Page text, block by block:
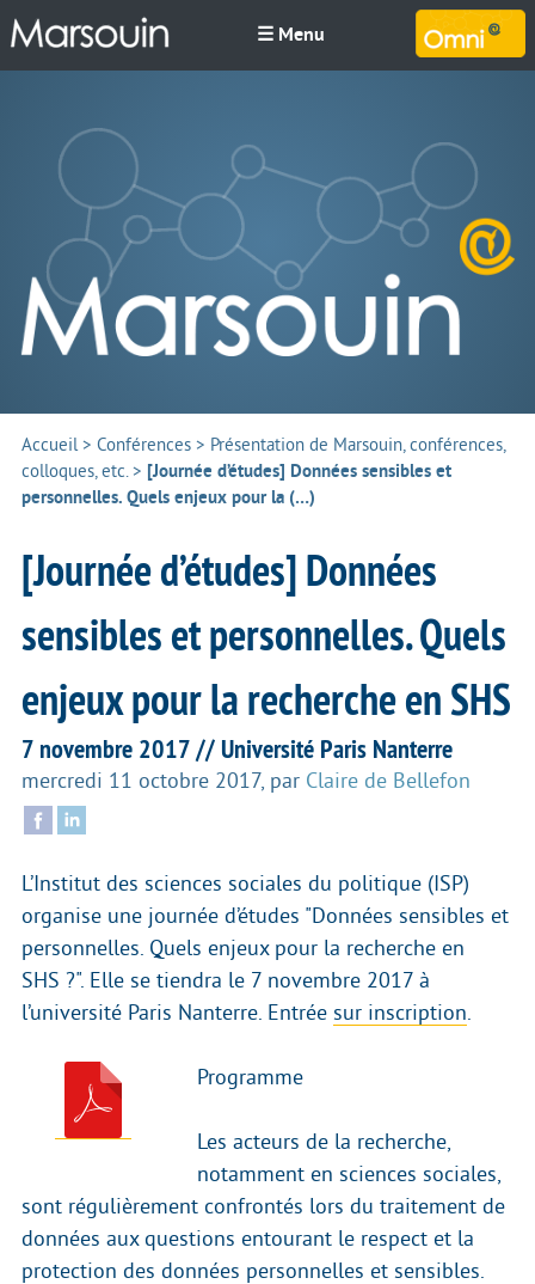
☰ Menu
Accueil> Conférences > Présentation de Marsouin, conférences,
colloques, etc.> [Journée d’études] Données sensibles et
personnelles. Quels enjeux pour la (…)
[Journée d’études] Données
sensibles et personnelles. Quels
enjeux pour la recherche en SHS
7 novembre 2017 // Université Paris Nanterre
mercredi 11 octobre 2017, par Claire de Bellefon
L’Institut des sciences sociales du politique (ISP)
organise une journée d’études "Données sensibles et
personnelles. Quels enjeux pour la recherche en
SHS ?". Elle se tiendra le 7 novembre 2017 à
l’université Paris Nanterre. Entrée sur inscription
Programme
Les acteurs de la recherche,
notamment en sciences sociales,
sont régulièrement confrontés lors du traitement de
données aux questions entourant le respect et la
protection des données personnelles et sensibles.